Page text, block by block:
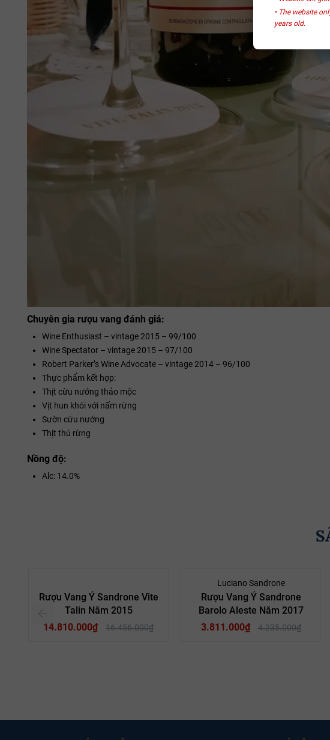
• The website
years old.
Chuyên gia rượu vang đánh giá:
Wine Enthusiast – vintage 2015 – 99/100
Wine Spectator – vintage 2015 – 97/100
Robert Parker’s Wine Advocate – vintage 2014 – 96/100
Thực phẩm kết hợp:
Thịt cừu nướng thảo mộc
Vịt hun khói với nấm rừng
Sườn cừu nướng
Thịt thú rừng
Nồng độ:
Alc: 14.0%
Rượu Vang Ý Sandrone Vite
Talin Năm 2015
14.810.000₫
16.456.000₫
Luciano Sandrone
Rượu Vang Ý Sandrone
Barolo Aleste Năm 2017
3.811.000₫
4.235.000₫